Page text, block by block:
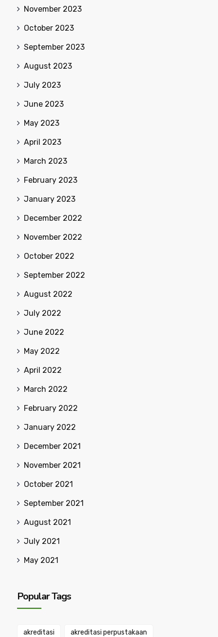
November 2023
October 2023
September 2023
August 2023
July 2023
June 2023
May 2023
April 2023
March 2023
February 2023
January 2023
December 2022
November 2022
October 2022
September 2022
August 2022
July 2022
June 2022
May 2022
April 2022
March 2022
February 2022
January 2022
December 2021
November 2021
October 2021
September 2021
August 2021
July 2021
May 2021
Popular Tags
akreditasi akreditasi perpustakaan